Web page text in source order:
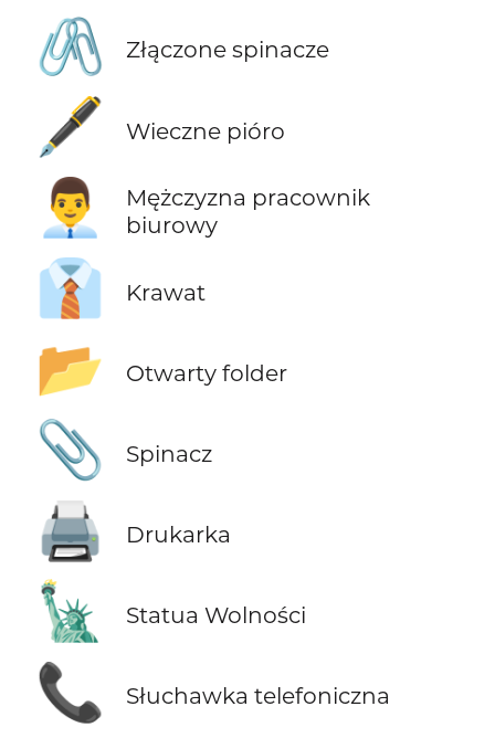
🖇️ Złączone spinacze
🖋️ Wieczne pióro
👨‍💼
Mężczyzna pracownik
biurowy
👔 Krawat
📂 Otwarty folder
📎 Spinacz
🖨️ Drukarka
🗽 Statua Wolności
📞 Słuchawka telefoniczna